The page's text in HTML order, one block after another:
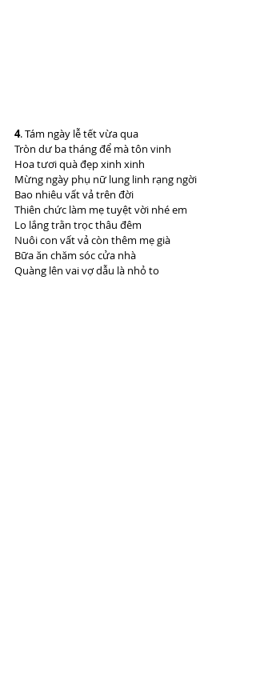
4. Tám ngày lễ tết vừa qua
Tròn dư ba tháng để mà tôn vinh
Hoa tươi quà đẹp xinh xinh
Mừng ngày phụ nữ lung linh rạng ngời
Bao nhiêu vất vả trên đời
Thiên chức làm mẹ tuyệt vời nhé em
Lo lắng trằn trọc thâu đêm
Nuôi con vất vả còn thêm mẹ già
Bữa ăn chăm sóc cửa nhà
Quàng lên vai vợ dẫu là nhỏ to